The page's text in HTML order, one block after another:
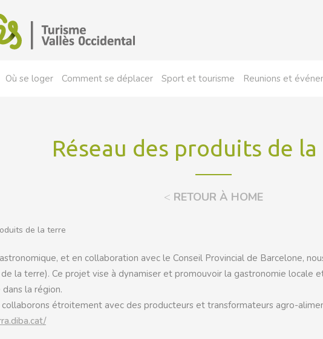
Où se loger Comment se déplacer Sport et tourisme Reunions et
Réseau des produits de
< RETOUR À HOME
de la terre
et en collaboration avec le Conseil Provincial de Barcelone,
la terre). Ce projet vise à dynamiser et promouvoir la gastronomie
la région.
étroitement avec des producteurs et transformateurs agro-